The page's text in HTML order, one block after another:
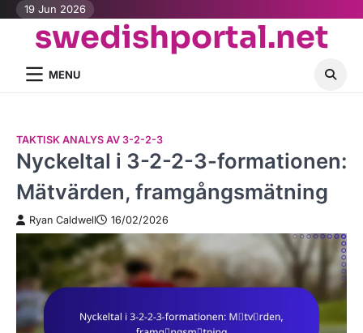
Skip
content
19 Jun 2026
swedishportal.net
MENU
TAKTISK ANALYS AV 3-2-2-3
Nyckeltal i 3-2-2-3-formationen:
Mätvärden, framgångsmätning
Ryan Caldwell 16/02/2026